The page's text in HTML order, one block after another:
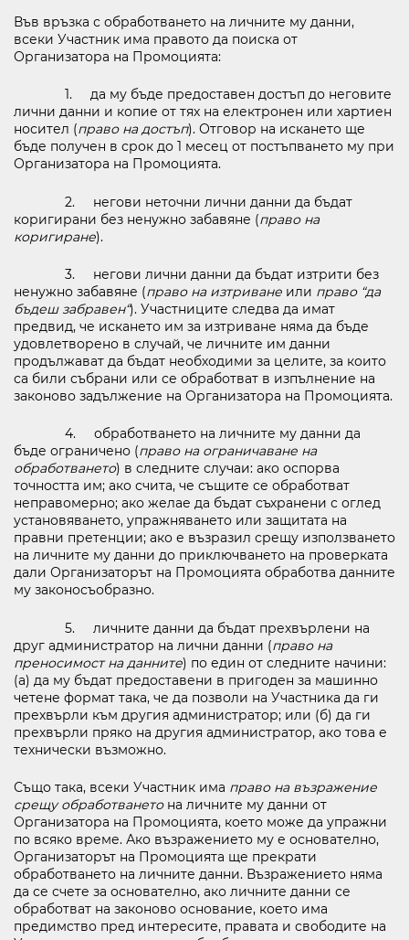
Във връзка с обработването на личните му данни,
всеки Участник има правото да поиска от
Организатора на Промоцията:
1. да му бъде предоставен достъп до неговите
лични данни и копие от тях на електронен или хартиен
носител (право на достъп). Отговор на искането ще
бъде получен в срок до 1 месец от постъпването му при
Организатора на Промоцията.
2. негови неточни лични данни да бъдат
коригирани без ненужно забавяне (право на
коригиране).
3. негови лични данни да бъдат изтрити без
ненужно забавяне (право на изтриване или право “да
бъдеш забравен“). Участниците следва да имат
предвид, че искането им за изтриване няма да бъде
удовлетворено в случай, че личните им данни
продължават да бъдат необходими за целите, за които
са били събрани или се обработват в изпълнение на
законово задължение на Организатора на Промоцията.
4. обработването на личните му данни да
бъде ограничено (право на ограничаване на
обработването) в следните случаи: ако оспорва
точността им; ако счита, че същите се обработват
неправомерно; ако желае да бъдат съхранени с оглед
установяването, упражняването или защитата на
правни претенции; ако е възразил срещу използването
на личните му данни до приключването на проверката
дали Организаторът на Промоцията обработва данните
му законосъобразно.
5. личните данни да бъдат прехвърлени на
друг администратор на лични данни (право на
преносимост на данните) по един от следните начини:
(а) да му бъдат предоставени в пригоден за машинно
четене формат така, че да позволи на Участника да ги
прехвърли към другия администратор; или (б) да ги
прехвърли пряко на другия администратор, ако това е
технически възможно.
Също така, всеки Участник има право на възражение
срещу обработванетона личните му данни от
Организатора на Промоцията, което може да упражни
по всяко време. Ако възражението му е основателно,
Организаторът на Промоцията ще прекрати
обработването на личните данни. Възражението няма
да се счете за основателно, ако личните данни се
обработват на законово основание, което има
предимство пред интересите, правата и свободите на